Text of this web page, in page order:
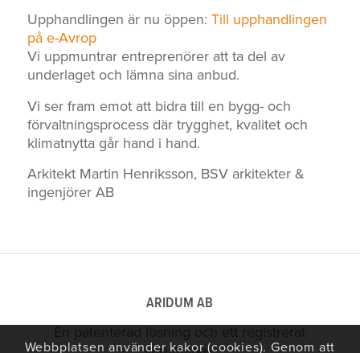
Upphandlingen är nu öppen: Till upphandlingen
på e-Avrop
Vi uppmuntrar entreprenörer att ta del av
underlaget och lämna sina anbud.
Vi ser fram emot att bidra till en bygg- och
förvaltningsprocess där trygghet, kvalitet och
klimatnytta går hand i hand.
Arkitekt Martin Henriksson, BSV arkitekter &
ingenjörer AB
ARIDUM AB
En patenterad lösning och ett registrerat
Webbplatsen använder kakor (cookies). Genom att